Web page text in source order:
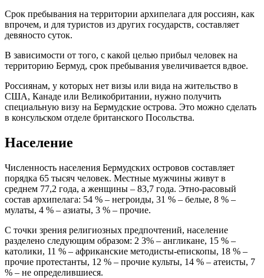
Срок пребывания на территории архипелага для россиян, как
впрочем, и для туристов из других государств, составляет
девяносто суток.
В зависимости от того, с какой целью прибыл человек на
территорию Бермуд, срок пребывания увеличивается вдвое.
Россиянам, у которых нет визы или вида на жительство в
США, Канаде или Великобритании, нужно получить
специальную визу на Бермудские острова. Это можно сделать
в консульском отделе британского Посольства.
Население
Численность населения Бермудских островов составляет
порядка 65 тысяч человек. Местные мужчины живут в
среднем 77,2 года, а женщины – 83,7 года. Этно-расовый
состав архипелага: 54 % – негроиды, 31 % – белые, 8 % –
мулаты, 4 % – азиаты, 3 % – прочие.
С точки зрения религиозных предпочтений, население
разделено следующим образом: 2 3% – англикане, 15 % –
католики, 11 % – африканские методисты-епископы, 18 % –
прочие протестанты, 12 % – прочие культы, 14 % – атеисты, 7
% – не определившиеся.